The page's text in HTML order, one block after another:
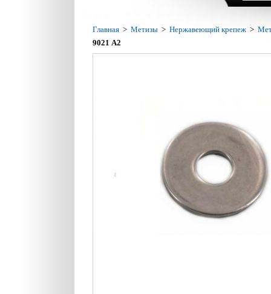
Главная > Метизы > Нержавеющий крепеж >
9021 А2